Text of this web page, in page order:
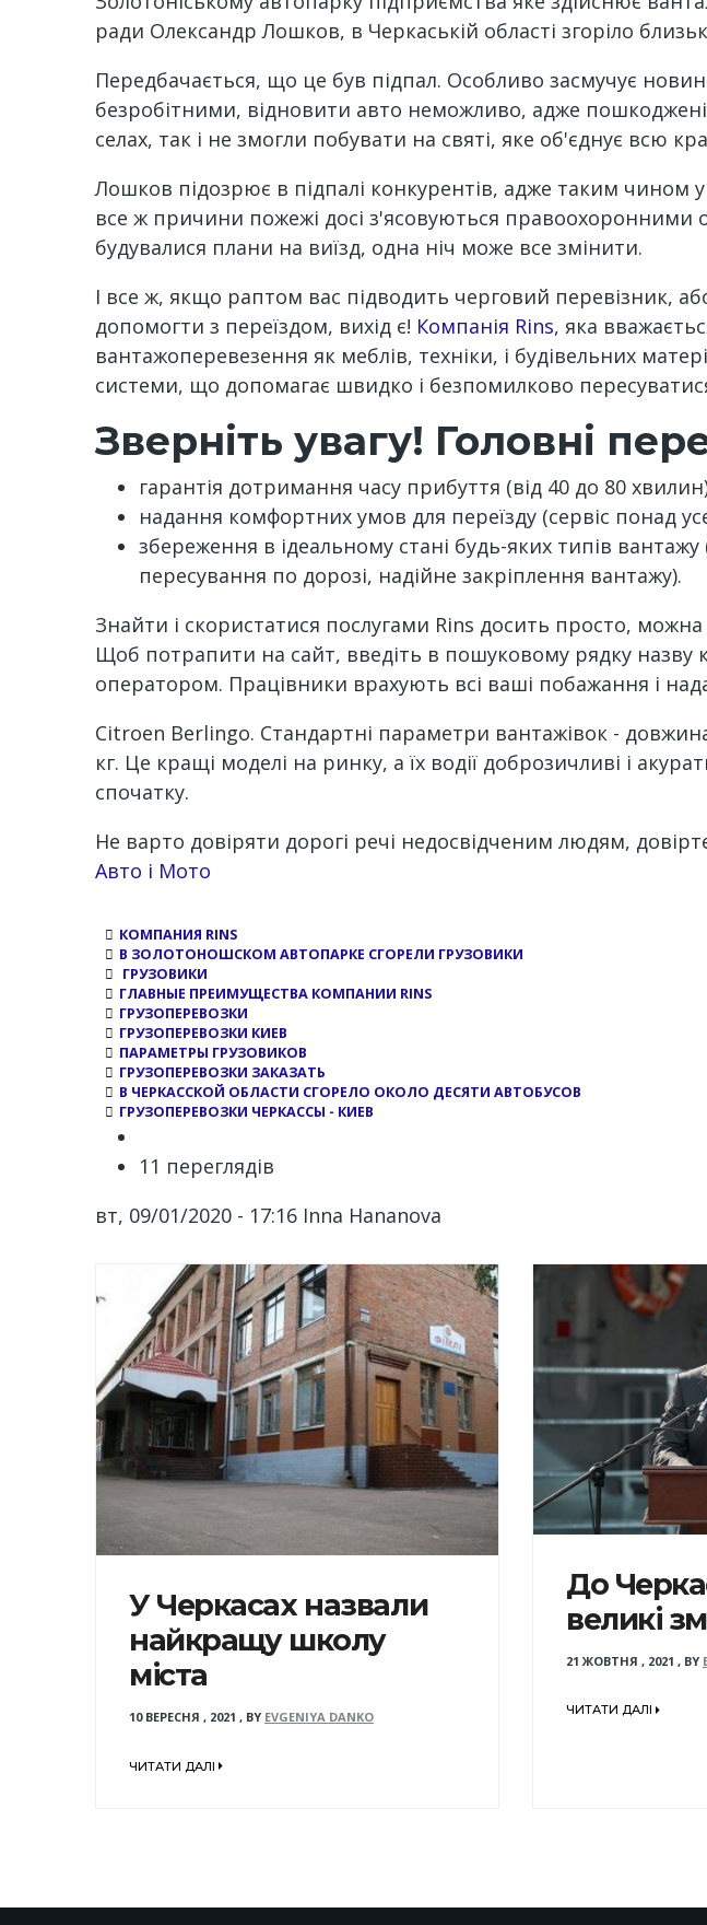
ради Олександр Лошков, в Черкаській області згоріло
Передбачається, що це був підпал. Особливо засмучує
безробітними, відновити авто неможливо, адже
селах, так і не змогли побувати на святі, яке об'єднує всю
Лошков підозрює в підпалі конкурентів, адже таким чином
все ж причини пожежі досі з'ясовуються
будувалися плани на виїзд, одна ніч може все змінити.
І все ж, якщо раптом вас підводить черговий перевізник,
допомогти з переїздом, вихід є! Компанія Rins, яка
вантажоперевезення як меблів, техніки, і будівельних
системи, що допомагає швидко і безпомилково
Зверніть увагу! Головні
гарантія дотримання часу прибуття (від 40 до 80
надання комфортних умов для переїзду (сервіс понад
збереження в ідеальному стані будь-яких типів
пересування по дорозі, надійне закріплення вантажу).
Знайти і скористатися послугами Rins досить просто,
Щоб потрапити на сайт, введіть в пошуковому рядку назву
оператором. Працівники врахують всі ваші побажання і
Citroen Berlingo. Стандартні параметри вантажівок -
кг. Це кращі моделі на ринку, а їх водії доброзичливі і
спочатку.
Не варто довіряти дорогі речі недосвідченим людям,
Авто і Мото
КОМПАНИЯ RINS
В ЗОЛОТОНОШСКОМ АВТОПАРКЕ СГОРЕЛИ ГРУЗОВИКИ
ГРУЗОВИКИ
ГЛАВНЫЕ ПРЕИМУЩЕСТВА КОМПАНИИ RINS
ГРУЗОПЕРЕВОЗКИ
ГРУЗОПЕРЕВОЗКИ КИЕВ
ПАРАМЕТРЫ ГРУЗОВИКОВ
ГРУЗОПЕРЕВОЗКИ ЗАКАЗАТЬ
В ЧЕРКАССКОЙ ОБЛАСТИ СГОРЕЛО ОКОЛО ДЕСЯТИ АВТОБУСОВ
ГРУЗОПЕРЕВОЗКИ ЧЕРКАССЫ - КИЕВ
11 переглядів
вт, 09/01/2020 - 17:16 Inna Hananova
У Черкасах назвали
найкращу школу
міста
10 ВЕРЕСНЯ , 2021 , BY EVGENIYA DANKO
ЧИТАТИ ДАЛІ
До
великі
21 ЖОВТНЯ , 2021 , BY
ЧИТАТИ ДАЛІ